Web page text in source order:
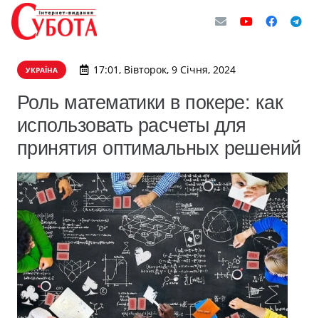
УКРАЇНА 17:01, Вівторок, 9 Січня, 2024
Роль математики в покере: как
использовать расчеты для
принятия оптимальных решений